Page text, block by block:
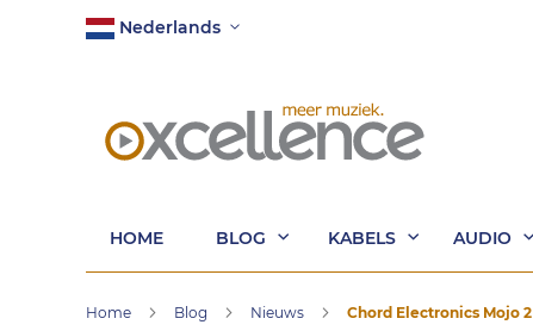
naarNederlands
HOME BLOG KABELS AUDIO
Home Blog Nieuws Chord Electronics Mojo 2